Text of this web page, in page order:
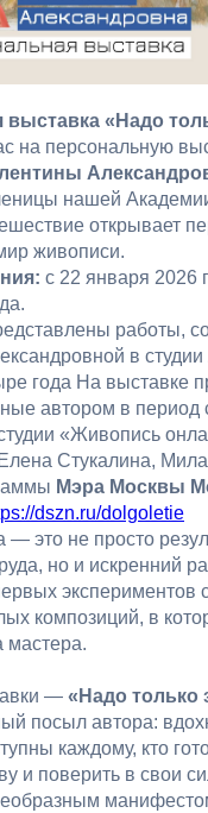
выставка «Надо
на персональную
нашей
открывает
живописи.
с 22 января 2026
работы,
в
года На выставке
автором в период
студии «Живопись
Стукалина,
Мэра Москвы
dszn.ru/dolgoletie
— это не просто
но и искренний
экспериментов
композиций, в
мастера.
— «Надо только
посыл автора:
каждому, кто
и поверить в свои